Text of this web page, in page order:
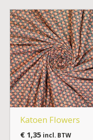
Katoen Flowers
€1,35 incl. BTW